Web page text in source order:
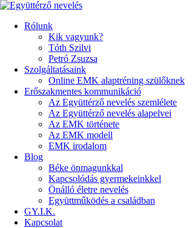
Rólunk
Kik vagyunk?
Tóth Szilvi
Petró Zsuzsa
Szolgáltatásaink
Online EMK alaptréning szülőknek
Erőszakmentes kommunikáció
Az Együttérző nevelés szemlélete
Az Együttérző nevelés alapelvei
Az EMK története
Az EMK modell
EMK irodalom
Blog
Béke önmagunkkal
Kapcsolódás gyermekeinkkel
Önálló életre nevelés
Együttműködés a családban
GY.I.K.
Kapcsolat